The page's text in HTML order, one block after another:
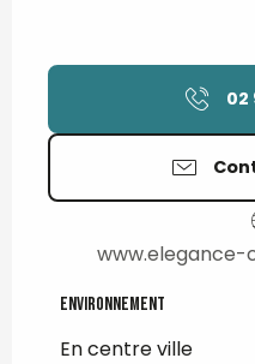
02
Environnement
Environnement
En centre ville